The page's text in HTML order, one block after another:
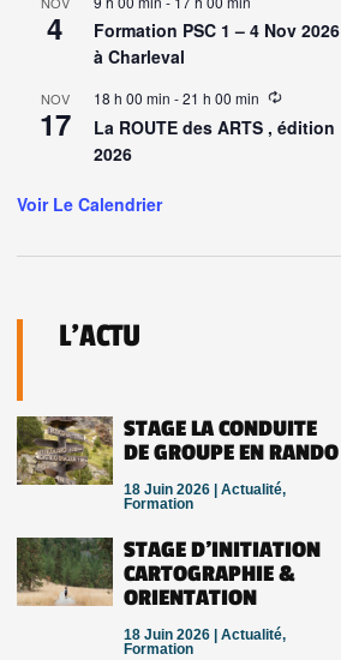
4
Formation PSC 1 – 4 Nov 2026
à Charleval
NOV
17
18 h 00 min -21 h 00 min
La ROUTE des ARTS , édition
2026
Voir Le Calendrier
L’ACTU
STAGE LA CONDUITE
DE GROUPE EN RANDO
18 Juin 2026 |Actualité,
Formation
STAGE D’INITIATION
CARTOGRAPHIE &
ORIENTATION
18 Juin 2026 |Actualité,
Formation